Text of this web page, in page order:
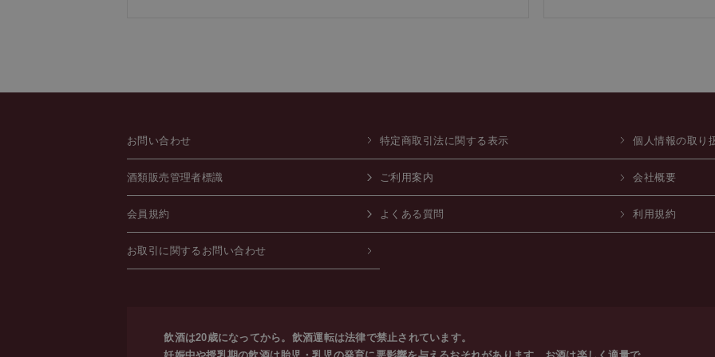
お問い合わせ 特定商取引法に関する表示 個人情報の取り
酒類販売管理者標識 ご利用案内 会社概要
会員規約 よくある質問 利用規約
お取引に関するお問い合わせ
飲酒は20歳になってから。飲酒運転は法律で禁止されています。